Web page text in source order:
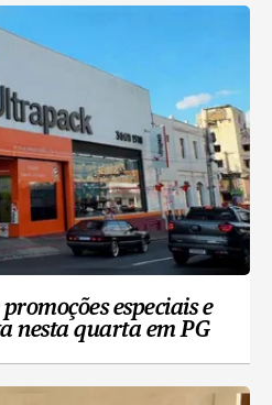
especiais e
nesta quarta em PG